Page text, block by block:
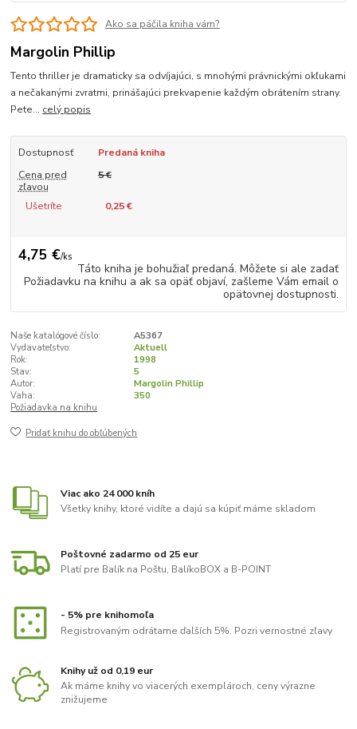
Ako sa páčila kniha vám?
Margolin Phillip
Tento thriller je dramaticky sa odvíjajúci, s mnohými právnickými okľukami
a nečakanými zvratmi, prinášajúci prekvapenie každým obrátením strany.
Pete... celý popis
Dostupnosť
Predaná kniha
Cena pred
zľavou
5 €
Ušetríte 0,25 €
4,75 €/ks
Táto kniha je bohužiaľ predaná. Môžete si ale zadať
Požiadavku na knihu a ak sa opäť objaví, zašleme Vám email o
opätovnej dostupnosti.
Naše katalógové číslo:
A5367
Vydavateľstvo:
Aktuell
Rok:
1998
Stav:
5
Autor:
Margolin Phillip
Vaha:
350
Požiadavka na knihu
Pridať knihu do obľúbených
Viac ako 24 000 kníh
Všetky knihy, ktoré vidíte a dajú sa kúpiť máme skladom
Poštovné zadarmo od 25 eur
Platí pre Balík na Poštu, BalíkoBOX a B-POINT
- 5% pre knihomoľa
Registrovaným odrátame ďalších 5%. Pozri vernostné zľavy
Knihy už od 0,19 eur
Ak máme knihy vo viacerých exemplároch, ceny výrazne
znižujeme